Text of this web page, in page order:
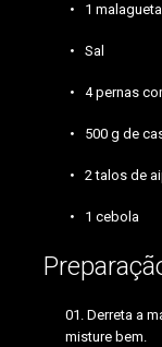
1
Sal
4 pernas
500 g de
2 talos de
1 cebola
Derreta a
misture bem.